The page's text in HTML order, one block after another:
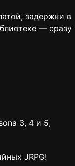
задержки в
— сразу
3, 4 и 5,
JRPG!